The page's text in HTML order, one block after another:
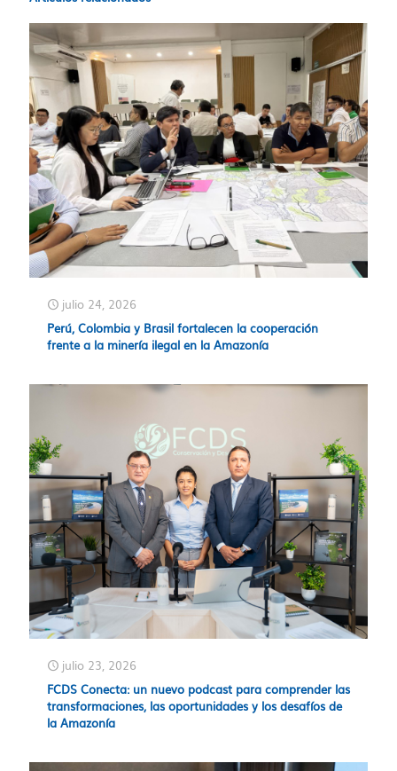
julio 24, 2026
Perú, Colombia y Brasil fortalecen la cooperación
frente a la minería ilegal en la Amazonía
julio 23, 2026
FCDS Conecta: un nuevo podcast para comprender las
transformaciones, las oportunidades y los desafíos de
la Amazonía